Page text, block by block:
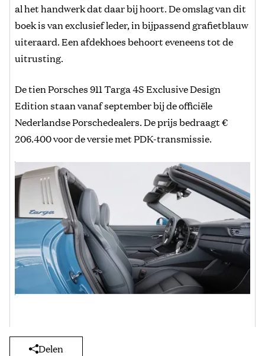
al het handwerk dat daar bij hoort. De omslag van dit
boek is van exclusief leder, in bijpassend grafietblauw
uiteraard. Een afdekhoes behoort eveneens tot de
uitrusting.
De tien Porsches 911 Targa 4S Exclusive Design
Edition staan vanaf september bij de officiële
Nederlandse Porschedealers. De prijs bedraagt €
206.400 voor de versie met PDK-transmissie.
Delen